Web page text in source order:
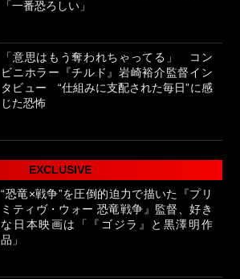
「一番恐ろしい」
「意思はもう奪われちゃってる」 コン
ビニホラー『チルド』岩崎裕介監督イン
タビュー “仕組みに支配された毎日”に感
じた恐怖
EXCLUSIVE
“恐竜×戦争”を圧倒的迫力で描いた『プリ
ミティヴ・ウォー 恐竜戦争』監督、好き
な日本映画は「『ゴジラ』と黒澤明作
品」